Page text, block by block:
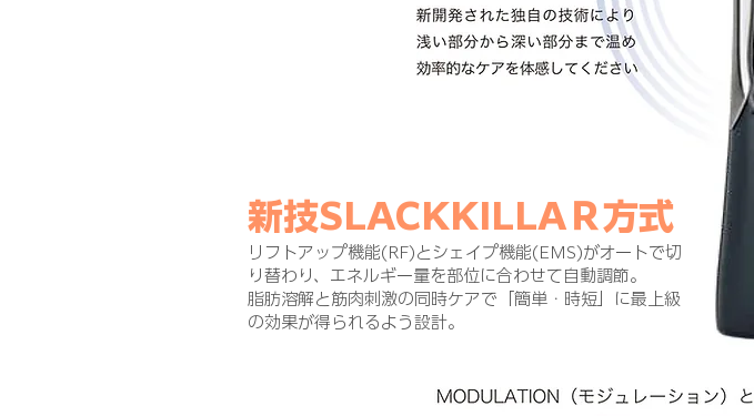
新技SLACKKILLAＲ方式
リフトアップ機能(RF)とシェイプ機能(EMS)がオートで切
り替わり、エネルギー量を部位に合わせて自動調節。
脂肪溶解と筋肉刺激の同時ケアで「簡単・時短」に最上級
の効果が得られるよう設計。